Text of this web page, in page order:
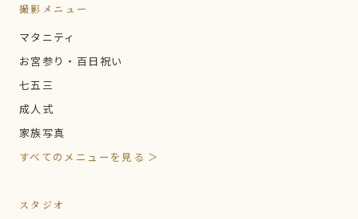
撮影メニュー
マタニティ
お宮参り・百日祝い
七五三
成人式
家族写真
すべてのメニューを見る ＞
スタジオ